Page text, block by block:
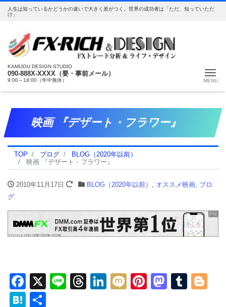
人生は知っているかどうかの違いで大きく差がつく。世界の成功者は「ただ、知っていただ
け」
KAMIJOU DESIGN STUDIO
090-888X-XXXX（要・事前メール）
9:00～18:00（年中無休）
映画 『デザート・フラワー』
TOP ブログ
BLOG（2020年以前）
映画 『デザート・フラワー』
2010年11月17日 BLOG（2020年以前） , オススメ映画, ブロ
グ
Facebook
X LineThreads
LinkedIn
MixiPinterest
Hatena